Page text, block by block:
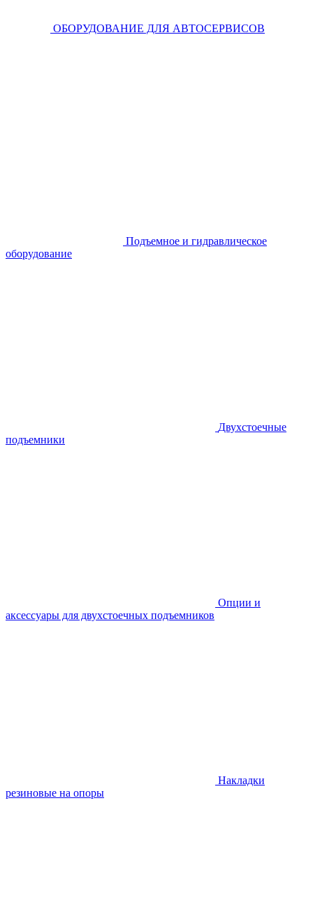
ОБОРУДОВАНИЕ ДЛЯ АВТОСЕРВИСОВ
Подъемное и гидравлическое
оборудование
Двухстоечные
подъемники
Опции и
аксессуары для двухстоечных подъемников
Накладки
резиновые на опоры